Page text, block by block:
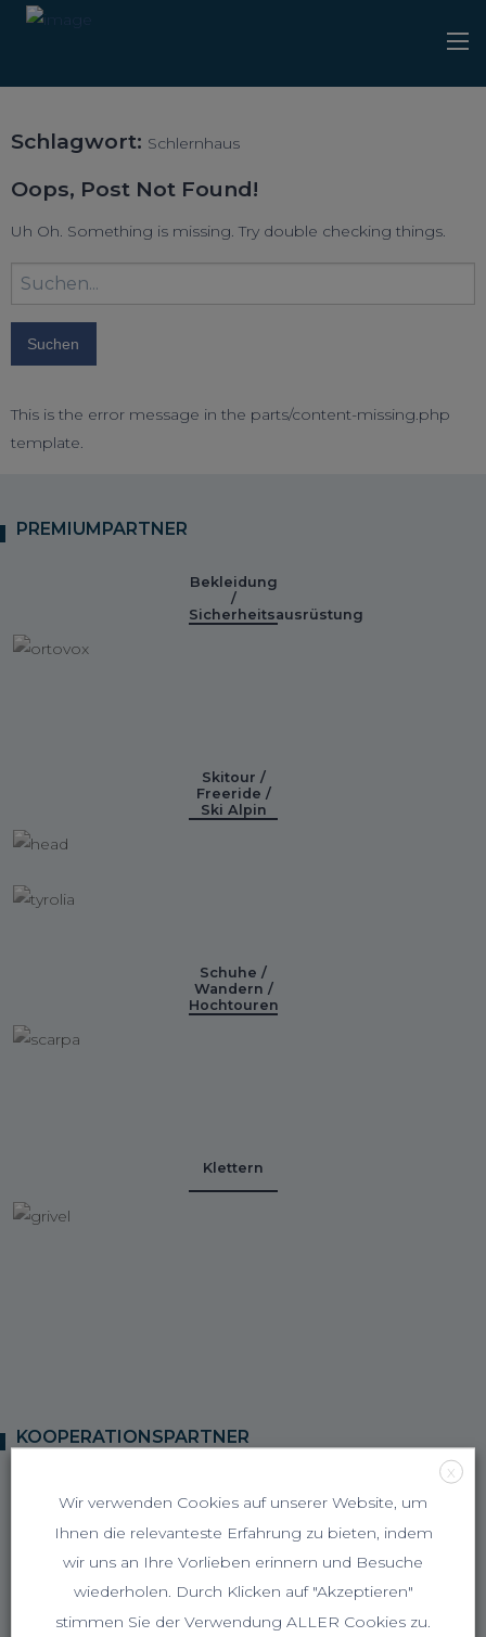
Schlagwort: Schlernhaus
Oops, Post Not Found!
Uh Oh. Something is missing. Try double checking things.
Suchbegriff
eingeben:
This is the error message in the parts/content-missing.php
template.
PREMIUMPARTNER
Bekleidung
/
Sicherheitsausrüstung
Skitour /
Freeride /
Ski Alpin
Schuhe /
Wandern /
Hochtouren
Klettern
KOOPERATIONSPARTNER
X
Wir verwenden Cookies auf unserer Website, um
Ihnen die relevanteste Erfahrung zu bieten, indem
wir uns an Ihre Vorlieben erinnern und Besuche
wiederholen. Durch Klicken auf "Akzeptieren"
stimmen Sie der Verwendung ALLER Cookies zu.